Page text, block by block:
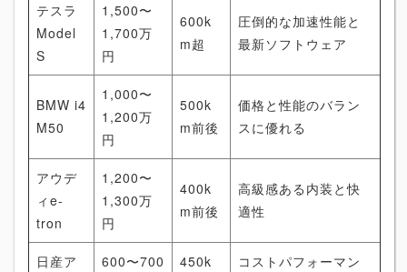
テスラ
Model
S
1,500〜
1,700万
円
600k
m超
圧倒的な加速性能と
最新ソフトウェア
BMW i4
M50
1,000〜
1,200万
円
500k
m前後
価格と性能のバラン
スに優れる
アウデ
ィe-
tron
1,200〜
1,300万
円
400k
m前後
高級感ある内装と快
適性
日産ア
600〜700
450k
コストパフォーマン